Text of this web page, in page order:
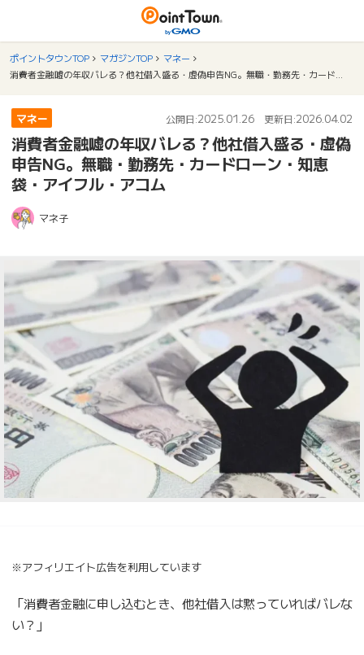
ポイントタウンTOP マガジンTOP
マネー
マネー 公開日:2025.01.26 更新日:2026.04.02
消費者金融嘘の年収バレる？他社借入盛る・虚偽
申告NG。無職・勤務先・カードローン・知恵
袋・アイフル・アコム
マネ子
※アフィリエイト広告を利用しています
「消費者金融に申し込むとき、他社借入は黙っていればバレな
い？」